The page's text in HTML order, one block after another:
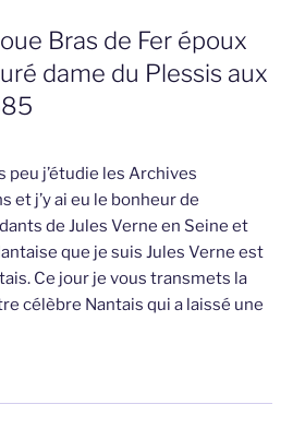
Bras de Fer époux
dame du Plessis aux
j’étudie les Archives
et j’y ai eu le bonheur de
de Jules Verne en Seine et
que je suis Jules Verne est
Ce jour je vous transmets la
célèbre Nantais qui a laissé une